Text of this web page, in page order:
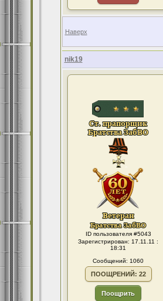
Наверх
nik19
ID пользователя #5043
Зарегистрирован: 17.11.11 :
18:31
Сообщений: 1060
ПООЩРЕНИЙ: 22
Поощрить